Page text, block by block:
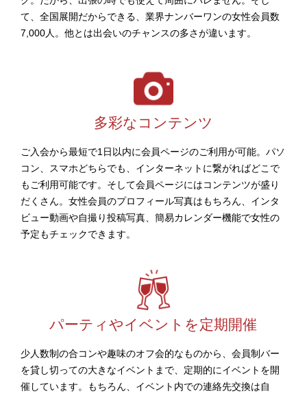
て、全国展開だからできる、業界ナンバーワンの女性会員数
7,000人。他とは出会いのチャンスの多さが違います。
多彩なコンテンツ
ご入会から最短で1日以内に会員ページのご利用が可能。パソ
コン、スマホどちらでも、インターネットに繋がればどこで
もご利用可能です。そして会員ページにはコンテンツが盛り
だくさん。女性会員のプロフィール写真はもちろん、インタ
ビュー動画や自撮り投稿写真、簡易カレンダー機能で女性の
予定もチェックできます。
パーティやイベントを定期開催
少人数制の合コンや趣味のオフ会的なものから、会員制バー
を貸し切っての大きなイベントまで、定期的にイベントを開
催しています。もちろん、イベント内での連絡先交換は自